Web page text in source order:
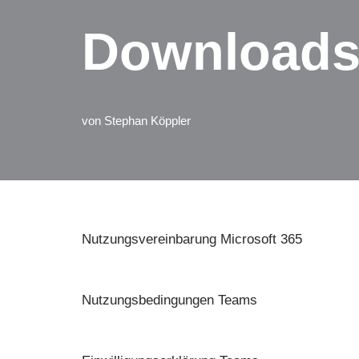
von Stephan Köppler
Nutzungsvereinbarung Microsoft 365
Nutzungsbedingungen Teams